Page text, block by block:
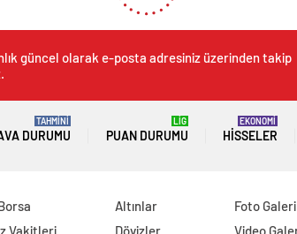
güncel olarak e-posta adresiniz üzerinden takip
DURUMU
TAHMİNİ
PUAN DURUMU
LİG
HISSELER
EKONOMİ
Vakitleri
Altınlar
Dövizler
Foto Galeri
Video